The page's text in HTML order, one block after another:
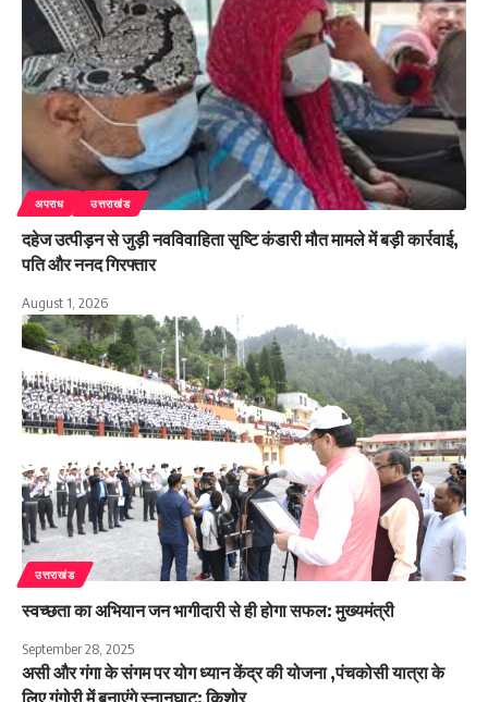
अपराध उत्तराखंड
दहेज उत्पीड़न से जुड़ी नवविवाहिता सृष्टि कंडारी मौत मामले में बड़ी कार्रवाई,
पति और ननद गिरफ्तार
August 1, 2026
उत्तराखंड
स्वच्छता का अभियान जन भागीदारी से ही होगा सफल: मुख्यमंत्री
September 28, 2025
असी और गंगा के संगम पर योग ध्यान केंद्र की योजना ,पंचकोसी यात्रा के
लिए गंगोरी में बनाएंगे स्नानघाट: किशोर